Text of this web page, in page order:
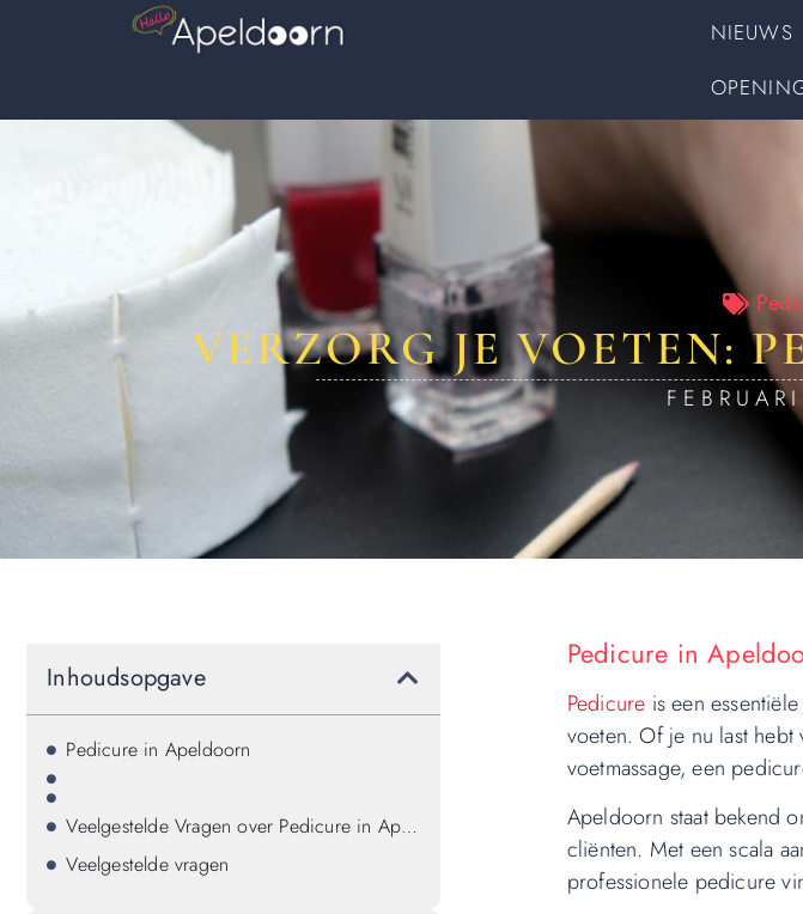
NIEUWS
VERZORG JE VOETEN:
Pedicure in
Pedicure is een
voeten. Of je nu last
voetmassage, een
Apeldoorn staat bekend
cliënten. Met een scala
professionele pedicure
Inhoudsopgave
Pedicure in Apeldoorn
Veelgestelde Vragen over Pedicure in Apeldoorn
Veelgestelde vragen